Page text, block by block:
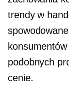
trendy w
podobnych
cenie.